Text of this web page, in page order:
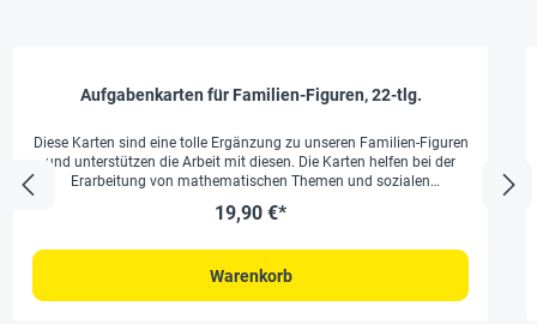
Aufgabenkarten für Familien-Figuren, 22-tlg.
Diese Karten sind eine tolle Ergänzung zu unseren Familien-Figuren
und unterstützen die Arbeit mit diesen. Die Karten helfen bei der
Erarbeitung von mathematischen Themen und sozialen
ein. Die Karten beinhalten Aufgaben zu folgenden frühen
Größenvergleiche und Positionsbestimmung 21 doppelseitige
19,90 €*
Warenkorb